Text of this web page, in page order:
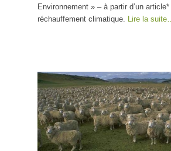
Terre
Environnement » – à partir d’un
réchauffement climatique.
Lire la suite…